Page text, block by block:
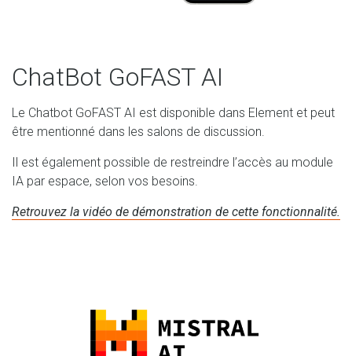
ChatBot GoFAST AI
Le Chatbot GoFAST AI est disponible dans Element et peut
être mentionné dans les salons de discussion.
Il est également possible de restreindre l’accès au module
IA par espace, selon vos besoins.
Retrouvez la vidéo de démonstration de cette fonctionnalité.